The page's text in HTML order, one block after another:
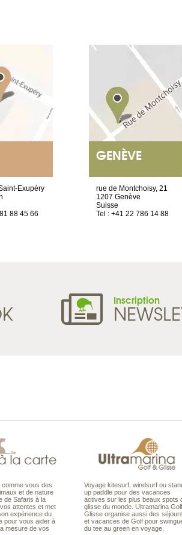
Exupéry
88 45 66
GENÈVE
rue de Montchoisy, 21
1207 Genève
Suisse
Tel : +41 22 786 14 88
Inscription
comme vous des
et de nature
de Safaris à la
attentes et met
expérience du
pour vous aider à
mesure de vos
Voyage kitesurf, windsurf ou
up paddle pour des vacances
actives sur les plus beaux spots
glisse du monde. Ultramarina
Glisse organise aussi des séjours
et vacances de Golf pour
du tee au green en voyage.